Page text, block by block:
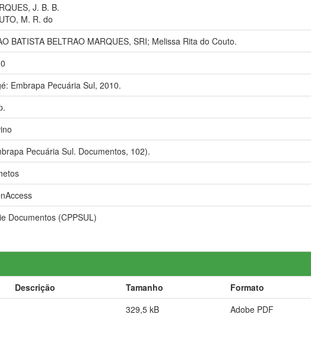
J. B. B.
M. R. do
BATISTA BELTRAO MARQUES, SRI; Melissa Rita do Couto.
Embrapa Pecuária Sul, 2010.
Pecuária Sul. Documentos, 102).
Documentos (CPPSUL)
Descrição Tamanho
Formato
329,5 kB Adobe PDF